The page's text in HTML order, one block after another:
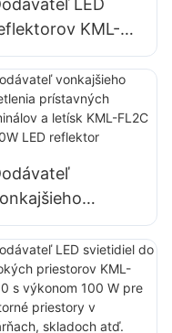
KML-
s výkonom
W pre
fasády
a osvetlenie
a letísk
FL2C 1000W
reflektor